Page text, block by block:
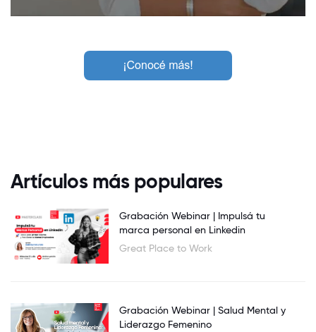
Artículos más populares
Grabación Webinar | Impulsá tu
marca personal en Linkedin
Great Place to Work
Grabación Webinar | Salud Mental y
Liderazgo Femenino